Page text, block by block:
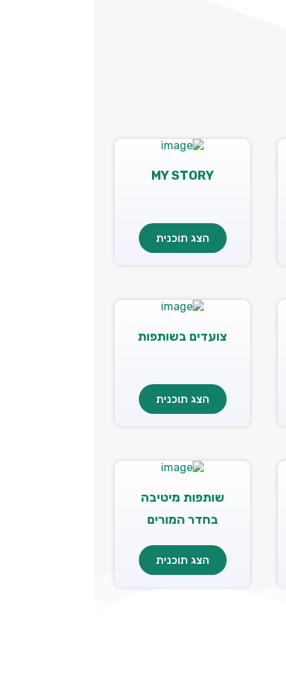
MY STORY
הצג תוכנית
צועדים בשותפות
הצג תוכנית
שותפות מיטיבה
בחדר המורים
הצג תוכנית